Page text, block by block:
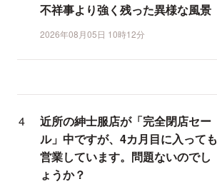
不祥事より強く残った異様な風景
2026年08月05日 10時12分
近所の紳士服店が「完全閉店セー
ル」中ですが、4カ月目に入っても
営業しています。問題ないのでし
ょうか？